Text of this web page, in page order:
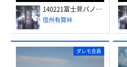
140221富士見パノラマ
信州有賀峠
ダレモ会員